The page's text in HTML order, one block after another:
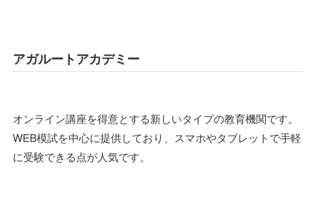
アガルートアカデミー
オンライン講座を得意とする新しいタイプの教育機関です。
WEB模試を中心に提供しており、スマホやタブレットで手軽
に受験できる点が人気です。